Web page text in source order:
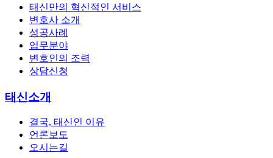
태신만의 혁신적인 서비스
변호사 소개
성공사례
업무분야
변호인의 조력
상담신청
태신소개
결국, 태신인 이유
언론보도
오시는길